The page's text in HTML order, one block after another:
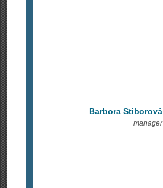
Barbora Stiborová
manager